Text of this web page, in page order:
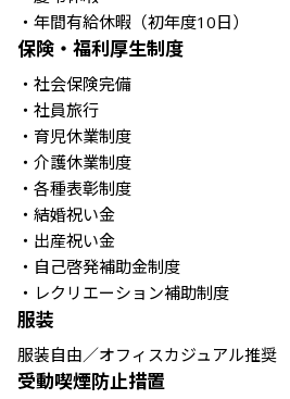
・年間有給休暇（初年度10日）
保険・福利厚生制度
・社会保険完備
・社員旅行
・育児休業制度
・介護休業制度
・各種表彰制度
・結婚祝い金
・出産祝い金
・自己啓発補助金制度
・レクリエーション補助制度
服装
服装自由／オフィスカジュアル推奨
受動喫煙防止措置